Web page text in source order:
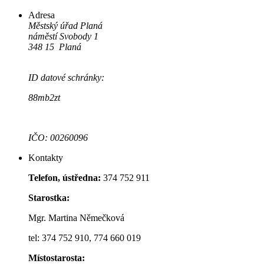
Adresa
Městský úřad Planá
náměstí Svobody 1
348 15 Planá
ID datové schránky:
88mb2zt
IČO: 00260096
Kontakty
Telefon, ústředna: 374 752 911
Starostka:
Mgr. Martina Němečková
tel: 374 752 910, 774 660 019
Místostarosta: